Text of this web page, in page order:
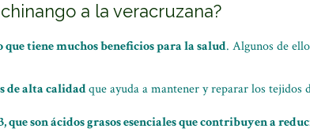
a la veracruzana?
tiene muchos beneficios para la salud. Algunos de
de alta calidadque ayuda a mantener y reparar los tejidos
que son ácidos grasos esenciales que contribuyen a